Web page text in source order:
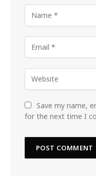
Save my name,
for the next time I